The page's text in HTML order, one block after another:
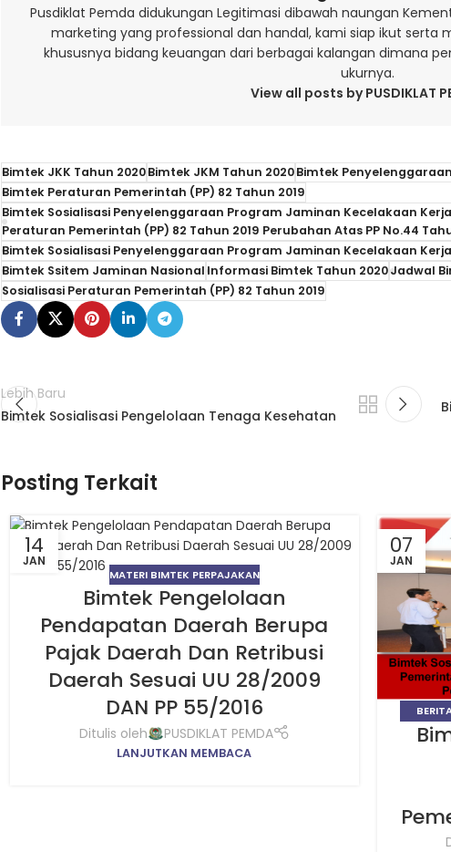
Pusdiklat Pemda didukungan Legitimasi dibawah naungan
marketing yang professional dan handal, kami siap ikut serta
khususnya bidang keuangan dari berbagai kalangan dimana
ukurnya.
View all posts by PUSDIKLAT
Bimtek JKK Tahun 2020Bimtek JKM Tahun 2020Bimtek
Bimtek Peraturan Pemerintah (PP) 82 Tahun 2019
Bimtek Sosialisasi Penyelenggaraan Program Jaminan Kecelakaan
Peraturan Pemerintah (PP) 82 Tahun 2019 Perubahan Atas PP No.44
Bimtek Sosialisasi Penyelenggaraan Program Jaminan Kecelakaan
Bimtek Ssitem Jaminan NasionalInformasi Bimtek Tahun 2020Jadwal
Sosialisasi Peraturan Pemerintah (PP) 82 Tahun 2019
Lebih Baru
Bimtek Sosialisasi Pengelolaan Tenaga Kesehatan
Posting Terkait
14
JAN
MATERI BIMTEK PERPAJAKAN
Bimtek Pengelolaan
Pendapatan Daerah Berupa
Pajak Daerah Dan Retribusi
Daerah Sesuai UU 28/2009
DAN PP 55/2016
Ditulis oleh PUSDIKLAT PEMDA
LANJUTKAN MEMBACA
07
JAN